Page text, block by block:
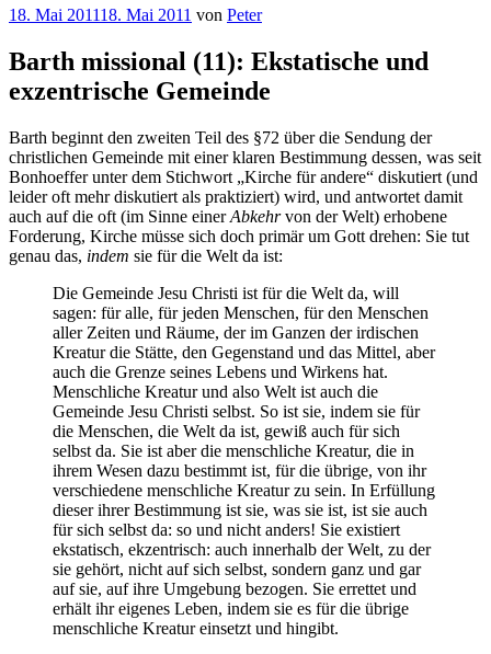
Veröffentlicht
18. Mai 201118. Mai 2011 von Peter
Barth missional (11): Ekstatische und
exzentrische Gemeinde
Barth beginnt den zweiten Teil des §72 über die Sendung der
christlichen Gemeinde mit einer klaren Bestimmung dessen, was seit
Bonhoeffer unter dem Stichwort „Kirche für andere“ diskutiert (und
leider oft mehr diskutiert als praktiziert) wird, und antwortet damit
auch auf die oft (im Sinne einerAbkehrvon der Welt) erhobene
Forderung, Kirche müsse sich doch primär um Gott drehen: Sie tut
genau das, indem sie für die Welt da ist:
Die Gemeinde Jesu Christi ist für die Welt da, will
sagen: für alle, für jeden Menschen, für den Menschen
aller Zeiten und Räume, der im Ganzen der irdischen
Kreatur die Stätte, den Gegenstand und das Mittel, aber
auch die Grenze seines Lebens und Wirkens hat.
Menschliche Kreatur und also Welt ist auch die
Gemeinde Jesu Christi selbst. So ist sie, indem sie für
die Menschen, die Welt da ist, gewiß auch für sich
selbst da. Sie ist aber die menschliche Kreatur, die in
ihrem Wesen dazu bestimmt ist, für die übrige, von ihr
verschiedene menschliche Kreatur zu sein. In Erfüllung
dieser ihrer Bestimmung ist sie, was sie ist, ist sie auch
für sich selbst da: so und nicht anders! Sie existiert
ekstatisch, ekzentrisch: auch innerhalb der Welt, zu der
sie gehört, nicht auf sich selbst, sondern ganz und gar
auf sie, auf ihre Umgebung bezogen. Sie errettet und
erhält ihr eigenes Leben, indem sie es für die übrige
menschliche Kreatur einsetzt und hingibt.